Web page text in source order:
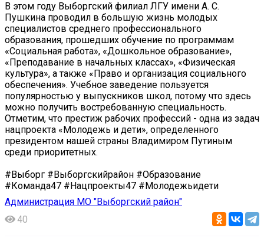
В этом году Выборгский филиал ЛГУ имени А. С.
Пушкина проводил в большую жизнь молодых
специалистов среднего профессионального
образования, прошедших обучение по программам
«Социальная работа», «Дошкольное образование»,
«Преподавание в начальных классах», «Физическая
культура», а также «Право и организация социального
обеспечения». Учебное заведение пользуется
популярностью у выпускников школ, потому что здесь
можно получить востребованную специальность.
Отметим, что престиж рабочих профессий - одна из задач
нацпроекта «Молодежь и дети», определенного
президентом нашей страны Владимиром Путиным
среди приоритетных.
#Выборг #Выборгскийрайон #Образование
#Команда47 #Нацпроекты47 #Молодежьидети
Администрация МО "Выборгский район"
40